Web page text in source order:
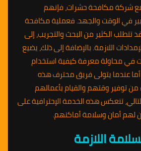
مع شركة مكافحة حشرات، فإنهم
في الوقت والجهد. فعملية مكافحة
الكثير من البحث والتجريب، إلى
اللازمة. بالإضافة إلى ذلك، يضيع
في محاولة معرفة كيفية استخدام
عندما يتولى فريق محترف هذه
من توفير وقتهم والقيام بأعمالهم
تنعكس هذه الخدمة الإحترافية على
لهم أمان وسلامة أماكنهم.
اللازمة